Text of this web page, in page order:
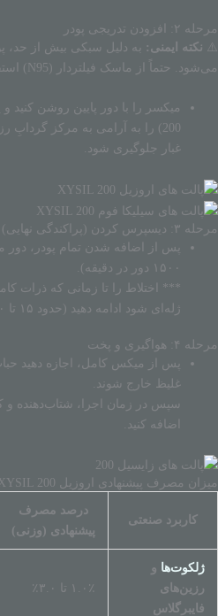
مرحله ۲: افزودن تدریجی پودر
⚠️ نکته ایمنی: به دلیل سبکی بیش از حد،
می‌شود. حتماً از ماسک فیلتردار (N95) استفاده کنید.
200) را به آرامی به مرکز گردابِ
غبار جلوگیری شود.
مرحله ۳: دیسپرس کردن (پراکندگی نهایی)
پس از اضافه شدن تمام پودر، دور
۱۵۰۰ دور در دقیقه).
*** اختلاط را تا زمانی که ذرات
ژله‌ای شود ادامه دهید (حدود ۱۵ تا ۳۰ دقیقه). ***
مرحله ۴: هواگیری و پخت
پس از میکس کامل، اجازه دهید
غلیظ خارج شوند.
سپس در زمان اجرا، شتاب‌دهنده و
اضافه کنید.
میزان مصرف پیشنهادی اروزیل XYSIL 200
کاربرد صنعتی
درصد مصرف
پیشنهادی (وزنی)
ژلکوت‌ها و
رزین‌های
فایبرگلاس
۱.۰٪ تا ۳.۰٪